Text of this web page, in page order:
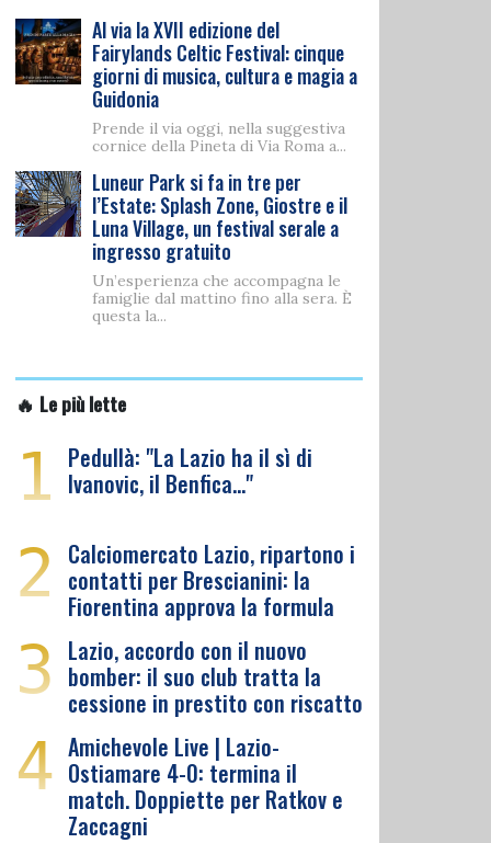
Al via la XVII edizione del
Fairylands Celtic Festival: cinque
giorni di musica, cultura e magia a
Guidonia
Prende il via oggi, nella suggestiva
cornice della Pineta di Via Roma a...
Luneur Park si fa in tre per
l’Estate: Splash Zone, Giostre e il
Luna Village, un festival serale a
ingresso gratuito
Un’esperienza che accompagna le
famiglie dal mattino fino alla sera. È
questa la...
🔥 Le più lette
1 Pedullà: "La Lazio ha il sì di
Ivanovic, il Benfica…"
2 Calciomercato Lazio, ripartono i
contatti per Brescianini: la
Fiorentina approva la formula
3 Lazio, accordo con il nuovo
bomber: il suo club tratta la
cessione in prestito con riscatto
4 Amichevole Live | Lazio-
Ostiamare 4-0: termina il
match. Doppiette per Ratkov e
Zaccagni